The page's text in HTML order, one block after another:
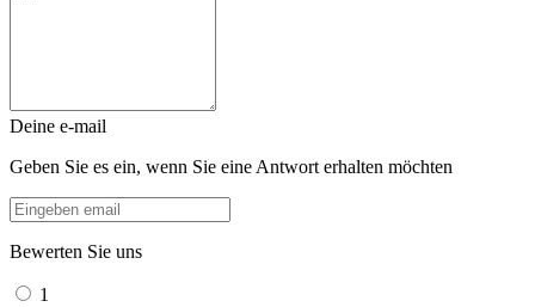
Deine e-mail
Geben Sie es ein, wenn Sie eine Antwort erhalten möchten
Bewerten Sie uns
1